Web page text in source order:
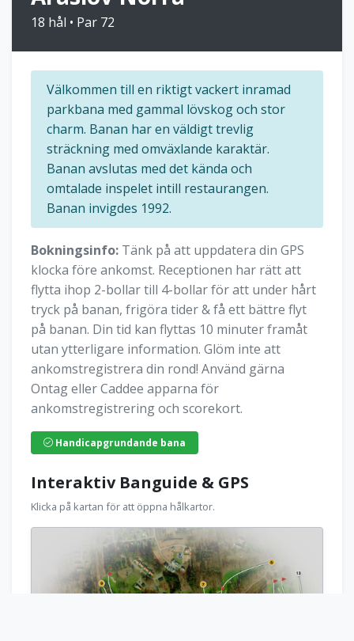
18 hål • Par 72
Välkommen till en riktigt vackert inramad
parkbana med gammal lövskog och stor
charm. Banan har en väldigt trevlig
sträckning med omväxlande karaktär.
Banan avslutas med det kända och
omtalade inspelet intill restaurangen.
Banan invigdes 1992.
Bokningsinfo: Tänk på att uppdatera din GPS
klocka före ankomst. Receptionen har rätt att
flytta ihop 2-bollar till 4-bollar för att under hårt
tryck på banan, frigöra tider & få ett bättre flyt
på banan. Din tid kan flyttas 10 minuter framåt
utan ytterligare information. Glöm inte att
ankomstregistrera din rond! Använd gärna
Ontag eller Caddee apparna för
ankomstregistrering och scorekort.
Handicapgrundande bana
Interaktiv Banguide & GPS
Klicka på kartan för att öppna hålkartor.